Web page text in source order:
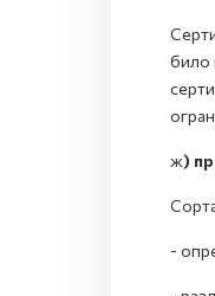
било
ж)
-